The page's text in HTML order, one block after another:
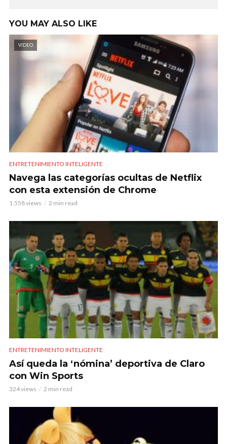
YOU MAY ALSO LIKE
VIDEO
ENTRETENIMIENTO INTELIGENTE
Navega las categorías ocultas de Netflix
con esta extensión de Chrome
1.558 views 2 min read
ENTRETENIMIENTO INTELIGENTE
Así queda la ‘nómina’ deportiva de Claro
con Win Sports
324 views 2 min read